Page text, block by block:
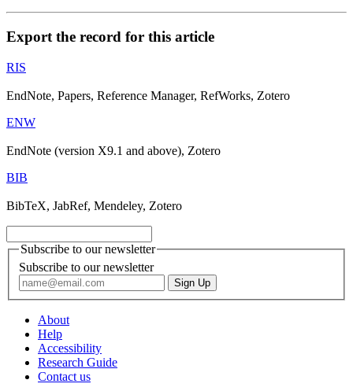
Export the record for this article
RIS
EndNote, Papers, Reference Manager, RefWorks, Zotero
ENW
EndNote (version X9.1 and above), Zotero
BIB
BibTeX, JabRef, Mendeley, Zotero
Subscribe to our newsletter
Subscribe to our newsletter
About
Help
Accessibility
Research Guide
Contact us